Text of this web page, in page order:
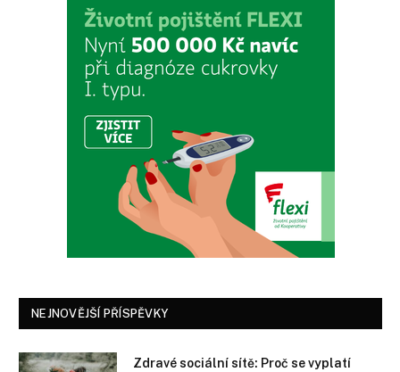
NEJNOVĚJŠÍ PŘÍSPĚVKY
Zdravé sociální sítě: Proč se vyplatí